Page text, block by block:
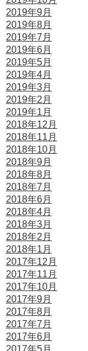
2019年9月
2019年8月
2019年7月
2019年6月
2019年5月
2019年4月
2019年3月
2019年2月
2019年1月
2018年12月
2018年11月
2018年10月
2018年9月
2018年8月
2018年7月
2018年6月
2018年4月
2018年3月
2018年2月
2018年1月
2017年12月
2017年11月
2017年10月
2017年9月
2017年8月
2017年7月
2017年6月
2017年5月